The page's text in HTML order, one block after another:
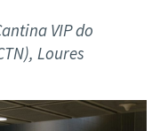
VIP do
Loures